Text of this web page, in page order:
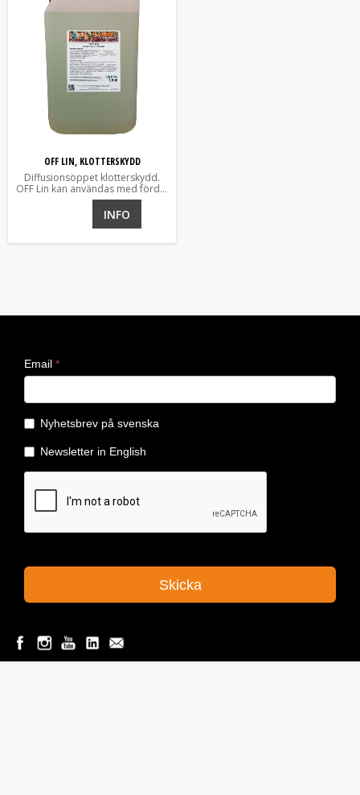
OFF LIN, KLOTTERSKYDD
Diffusionsöppet klotterskydd.
OFF Lin kan användas med fördel
användas på porösa utom- och
inomhusytor.
INFO